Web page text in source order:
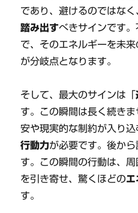
であり、避けるのではな
踏み出すべきサインです
で、そのエネルギーを未
が分岐点となります。
そして、最大のサインは「
す。この瞬間は長く続き
安や現実的な制約が入り
行動力が必要です。後か
す。この瞬間の行動は、
を引き寄せ、驚くほどのエ
す。